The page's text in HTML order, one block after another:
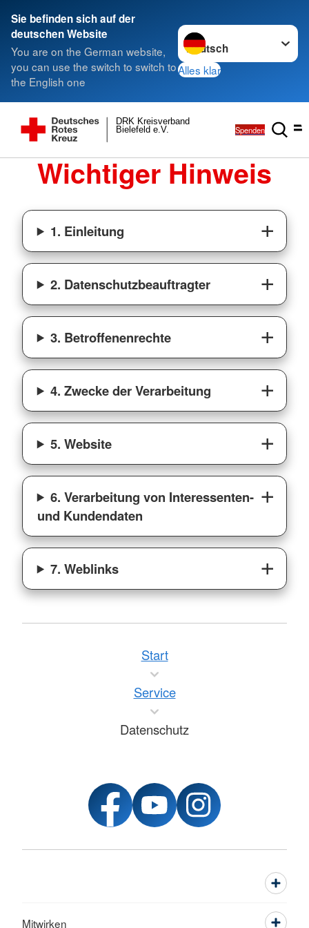
Sie befinden sich auf der
deutschen Website
You are on the German website,
you can use the switch to switch to
the English one
Sprache wechseln zu
Alles klar
Bielefeld e.V.
DRK Kreisverband
Spenden
Wichtiger Hinweis
1. Einleitung
2. Datenschutzbeauftragter
3. Betroffenenrechte
4. Zwecke der Verarbeitung
5. Website
6. Verarbeitung von Interessenten-
und Kundendaten
7. Weblinks
Start
Service
Datenschutz
Mitwirken